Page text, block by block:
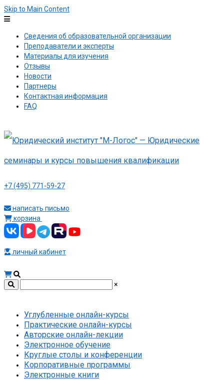
Skip to Main Content
Сведения об образовательной организации
Преподаватели и эксперты
Материалы для изучения
Отзывы
Новости
Партнеры
Контактная информация
FAQ
+7 (495) 771-59-27
написать письмо
корзина
личный кабинет
×
Углубленные онлайн-курсы
Практические онлайн-курсы
Авторские онлайн-лекции
Электронное обучение
Круглые столы и конференции
Корпоративные программы
Электронные книги